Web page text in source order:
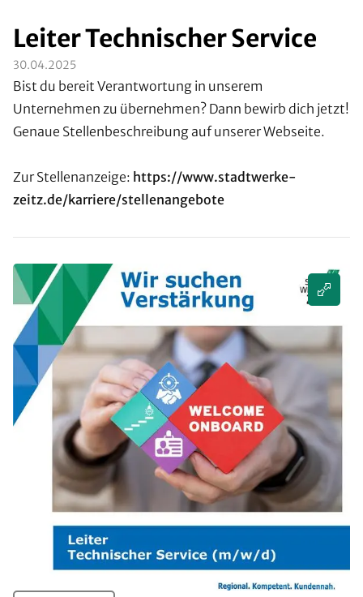
Leiter Technischer Service
30.04.2025
Bist du bereit Verantwortung in unserem
Unternehmen zu übernehmen? Dann bewirb dich jetzt!
Genaue Stellenbeschreibung auf unserer Webseite.
Zur Stellenanzeige: https://www.stadtwerke-
zeitz.de/karriere/stellenangebote